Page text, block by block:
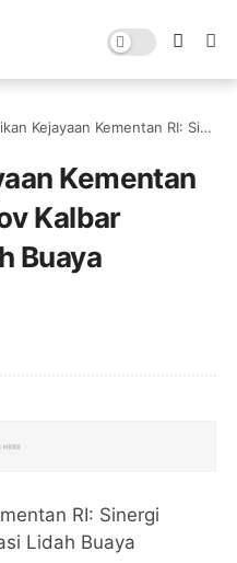
Kementan RI: Sinergi Pemprov Kalbar Optimalisasi Lidah Buaya Pontianak
Kementan
Kalbar
Buaya